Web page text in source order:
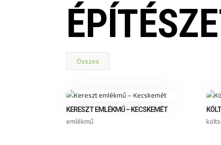
ÉPÍTÉ
Összes
KERESZT EMLÉKMŰ – KECSKEMÉT
emlékmű